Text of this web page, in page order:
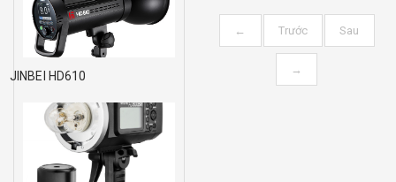
← Trước Sau
→
JINBEI HD610